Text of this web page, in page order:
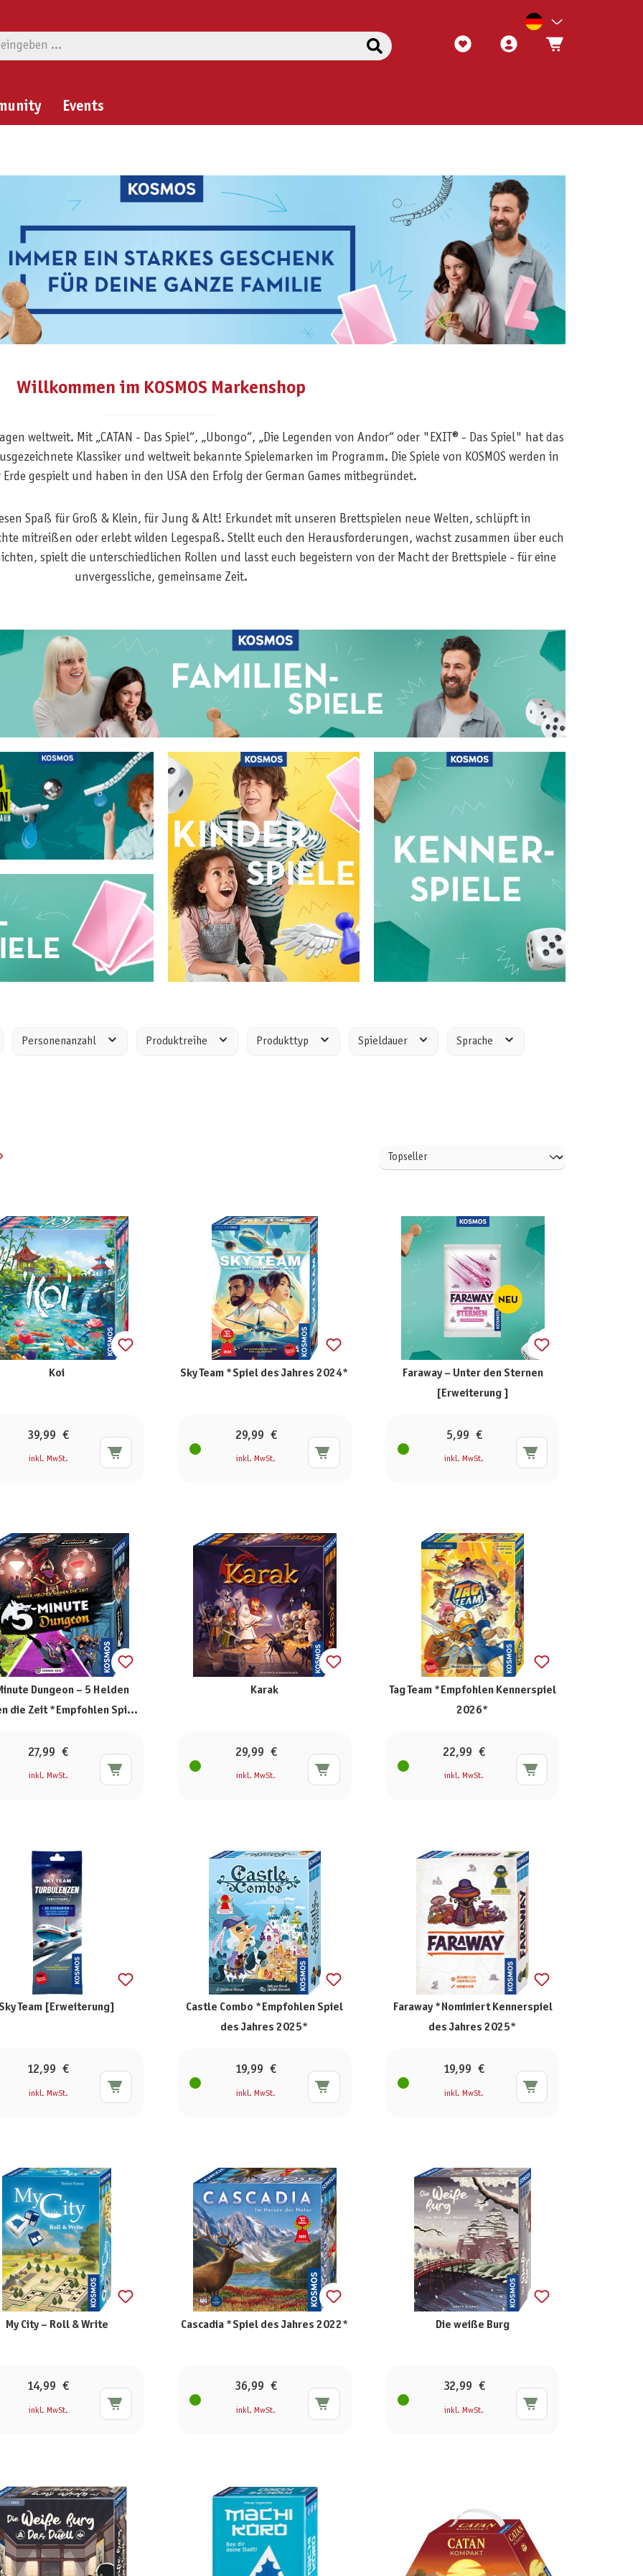
Events
Willkommen im KOSMOS Markenshop
weltweit. Mit „CATAN - Das Spiel“, „Ubongo“, „Die Legenden von Andor“ oder "EXIT® - Das Spiel" hat das
Klassiker und weltweit bekannte Spielemarken im Programm. Die Spiele von KOSMOS werden in
gespielt und haben in den USA den Erfolg der German Games mitbegründet.
Spaß für Groß & Klein, für Jung & Alt! Erkundet mit unseren Brettspielen neue Welten, schlüpft in
mitreißen oder erlebt wilden Legespaß. Stellt euch den Herausforderungen, wachst zusammen über euch
spielt die unterschiedlichen Rollen und lasst euch begeistern von der Macht der Brettspiele - für eine
unvergessliche, gemeinsame Zeit.
Personenanzahl Produktreihe Produkttyp Spieldauer Sprache
Koi
39,99 €
inkl. MwSt.
Sky Team *Spiel des Jahres 2024*
29,99 €
inkl. MwSt.
Faraway – Unter den Sternen
[Erweiterung ]
5,99 €
inkl. MwSt.
Dungeon – 5 Helden
die Zeit *Empfohlen Spiel
27,99 €
inkl. MwSt.
Karak
29,99 €
inkl. MwSt.
Tag Team *Empfohlen Kennerspiel
2026*
22,99 €
inkl. MwSt.
Sky Team [Erweiterung]
12,99 €
inkl. MwSt.
Castle Combo *Empfohlen Spiel
des Jahres 2025*
19,99 €
inkl. MwSt.
Faraway *Nominiert Kennerspiel
des Jahres 2025*
19,99 €
inkl. MwSt.
My City – Roll & Write
14,99 €
inkl. MwSt.
Cascadia *Spiel des Jahres 2022*
36,99 €
inkl. MwSt.
Die weiße Burg
32,99 €
inkl. MwSt.